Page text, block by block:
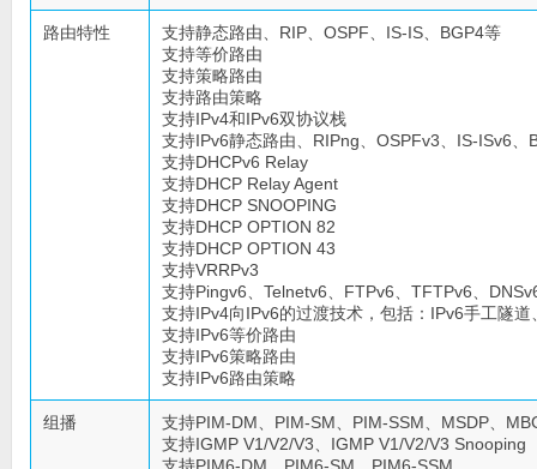
路由特性
支持静态路由、RIP、OSPF、IS-IS、BGP4等
支持等价路由
支持策略路由
支持路由策略
支持IPv4和IPv6双协议栈
支持IPv6静态路由、RIPng、OSPFv3、IS-ISv6、
支持DHCPv6 Relay
支持DHCP Relay Agent
支持DHCP SNOOPING
支持DHCP OPTION 82
支持DHCP OPTION 43
支持VRRPv3
支持Pingv6、Telnetv6、FTPv6、TFTPv6、
支持IPv4向IPv6的过渡技术，包括：IPv6手工隧
支持IPv6等价路由
支持IPv6策略路由
支持IPv6路由策略
组播
支持PIM-DM、PIM-SM、PIM-SSM、MSDP、
支持IGMP V1/V2/V3、IGMP V1/V2/V3 Snooping